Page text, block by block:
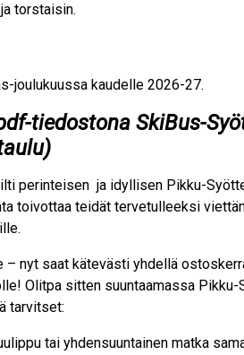
torstaisin.
joulukuussa kaudelle 2026-27.
tiedostona SkiBus-
)
perinteisen ja idyllisen Pikku-
toivottaa teidät tervetulleeksi
– nyt saat kätevästi yhdellä
Olitpa sitten suuntaamassa
tarvitset:
tai yhdensuuntainen matka